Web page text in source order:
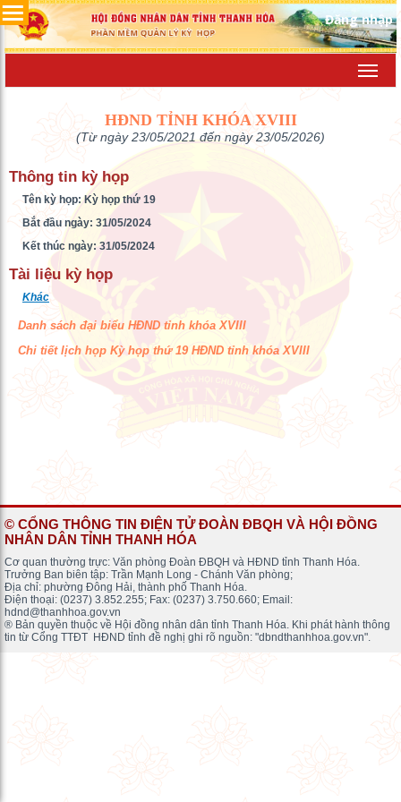
Đăng nhập
HĐND TỈNH KHÓA XVIII
(Từ ngày 23/05/2021 đến ngày 23/05/2026)
Thông tin kỳ họp
Tên kỳ họp: Kỳ họp thứ 19
Bắt đầu ngày: 31/05/2024
Kết thúc ngày: 31/05/2024
Tài liệu kỳ họp
Khác
Danh sách đại biểu HĐND tỉnh khóa XVIII
Chi tiết lịch họp Kỳ họp thứ 19 HĐND tỉnh khóa XVIII
© CỔNG THÔNG TIN ĐIỆN TỬ ĐOÀN ĐBQH VÀ HỘI ĐỒNG
NHÂN DÂN TỈNH THANH HÓA
Cơ quan thường trực: Văn phòng Đoàn ĐBQH và HĐND tỉnh Thanh Hóa.
Trưởng Ban biên tập: Trần Mạnh Long - Chánh Văn phòng;
Địa chỉ: phường Đông Hải, thành phố Thanh Hóa.
Điện thoại: (0237) 3.852.255; Fax: (0237) 3.750.660; Email:
hdnd@thanhhoa.gov.vn
® Bản quyền thuộc về Hội đồng nhân dân tỉnh Thanh Hóa. Khi phát hành thông
tin từ Cổng TTĐT HĐND tỉnh đề nghị ghi rõ nguồn: "dbndthanhhoa.gov.vn".